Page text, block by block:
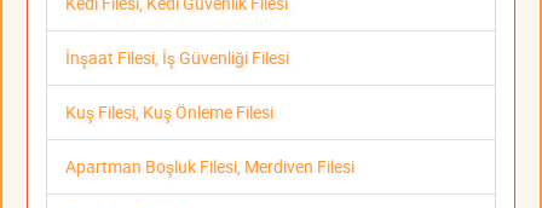
İnşaat Filesi, İş Güvenliği Filesi
Kuş Filesi, Kuş Önleme Filesi
Apartman Boşluk Filesi, Merdiven Filesi